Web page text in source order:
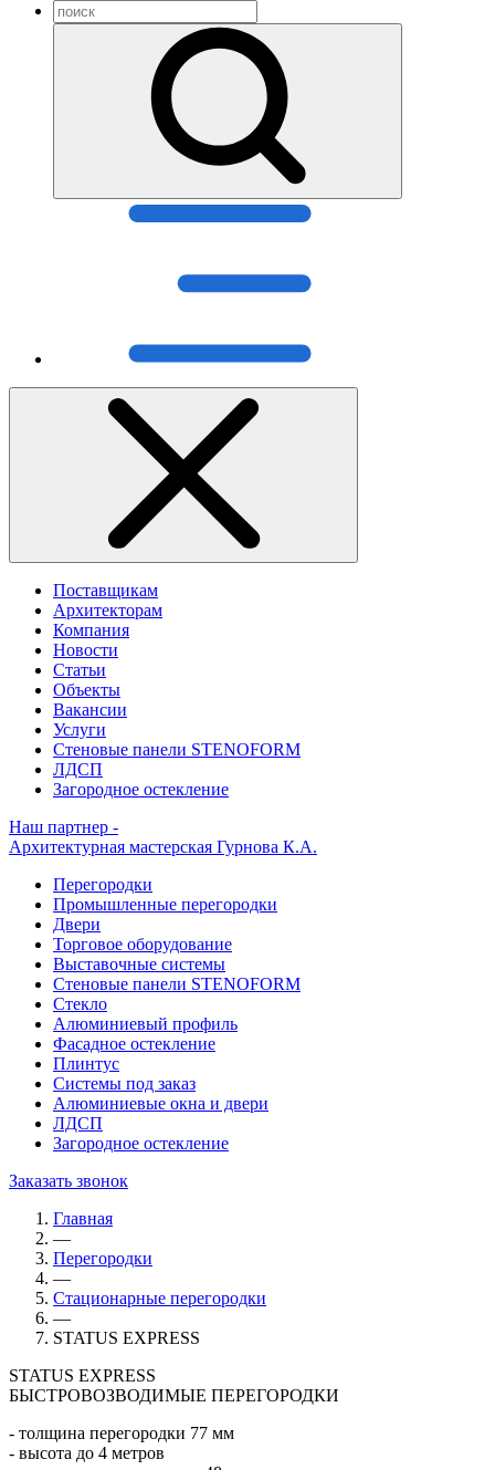
Поставщикам
Архитекторам
Компания
Новости
Статьи
Объекты
Вакансии
Услуги
Стеновые панели STENOFORM
ЛДСП
Загородное остекление
Наш партнер -
Архитектурная мастерская Гурнова К.А.
Перегородки
Промышленные перегородки
Двери
Торговое оборудование
Выставочные системы
Стеновые панели STENOFORM
Стекло
Алюминиевый профиль
Фасадное остекление
Плинтус
Системы под заказ
Алюминиевые окна и двери
ЛДСП
Загородное остекление
Заказать звонок
Главная
—
Перегородки
—
Стационарные перегородки
—
STATUS EXPRESS
STATUS EXPRESS
БЫСТРОВОЗВОДИМЫЕ ПЕРЕГОРОДКИ
- толщина перегородки 77 мм
- высота до 4 метров